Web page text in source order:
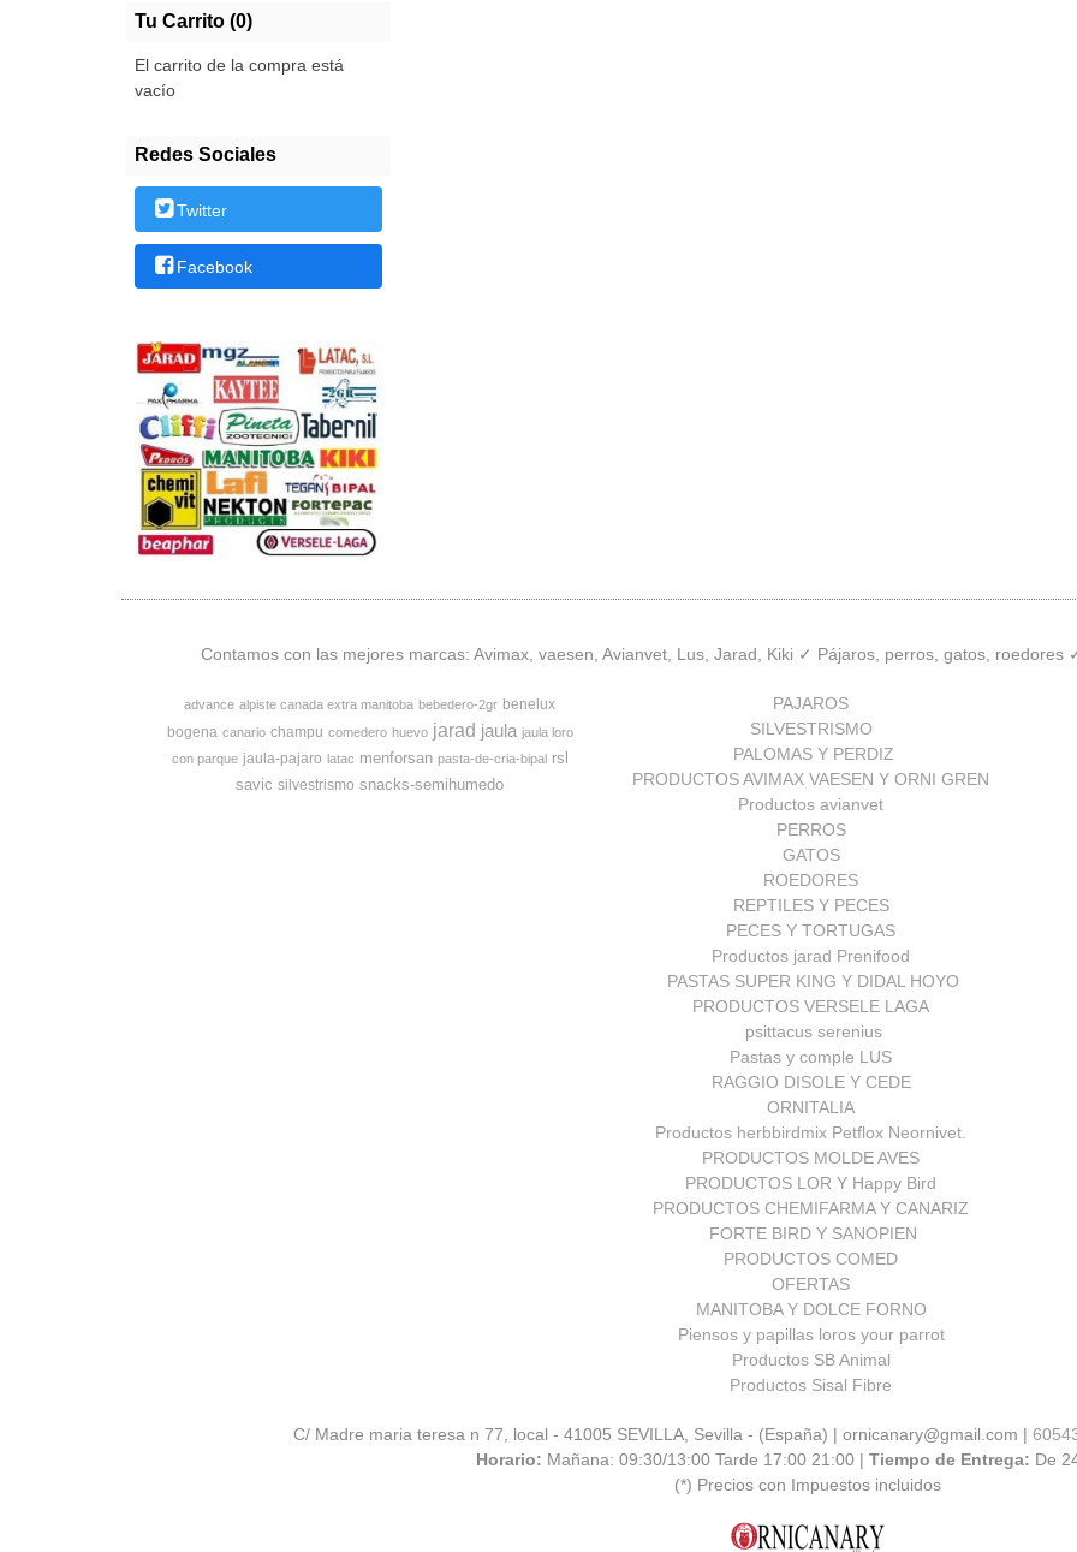
Tu Carrito (0)
El carrito de la compra está
vacío
Redes Sociales
Twitter
Facebook
Contamos con las mejores marcas: Avimax, vaesen, Avianvet, Lus, Jarad, Kiki ✓ Pájaros, perros, gatos,
advance alpiste canada extra manitoba bebedero-2gr benelux
bogena canario champu comedero huevo jarad jaula jaula loro
con parque jaula-pajaro latac menforsan pasta-de-cria-bipal rsl
savic silvestrismo snacks-semihumedo
PAJAROS
SILVESTRISMO
PALOMAS Y PERDIZ
PRODUCTOS AVIMAX VAESEN Y ORNI GREN
Productos avianvet
PERROS
GATOS
ROEDORES
REPTILES Y PECES
PECES Y TORTUGAS
Productos jarad Prenifood
PASTAS SUPER KING Y DIDAL HOYO
PRODUCTOS VERSELE LAGA
psittacus serenius
Pastas y comple LUS
RAGGIO DISOLE Y CEDE
ORNITALIA
Productos herbbirdmix Petflox Neornivet.
PRODUCTOS MOLDE AVES
PRODUCTOS LOR Y Happy Bird
PRODUCTOS CHEMIFARMA Y CANARIZ
FORTE BIRD Y SANOPIEN
PRODUCTOS COMED
OFERTAS
MANITOBA Y DOLCE FORNO
Piensos y papillas loros your parrot
Productos SB Animal
Productos Sisal Fibre
C/ Madre maria teresa n 77, local - 41005 SEVILLA, Sevilla - (España) | ornicanary@gmail.com |
Horario: Mañana: 09:30/13:00 Tarde 17:00 21:00 |Tiempo de Entrega: De
(*) Precios con Impuestos incluidos